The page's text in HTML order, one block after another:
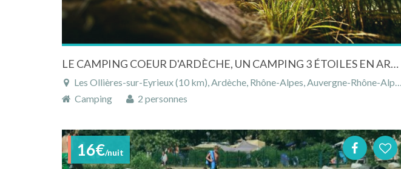
LE CAMPING COEUR D'ARDÈCHE, UN CAMPING 3 ÉTOILES EN ARDÈCHE
Les Ollières-sur-Eyrieux (10 km), Ardèche, Rhône-Alpes, Auvergne-Rhône-Alpes, France
Camping
2 personnes
16€/nuit